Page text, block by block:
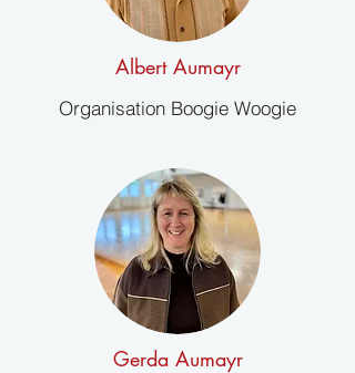
Albert Aumayr
Organisation Boogie Woogie
Gerda Aumayr